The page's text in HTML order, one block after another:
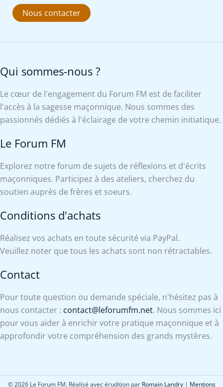
Nous contacter
Qui sommes-nous ?
Le cœur de l'engagement du Forum FM est de faciliter
l'accès à la sagesse maçonnique. Nous sommes des
passionnés dédiés à l'éclairage de votre chemin initiatique.
Le Forum FM
Explorez notre forum de sujets de réflexions et d'écrits
maçonniques. Participez à des ateliers, cherchez du
soutien auprès de frères et soeurs.
Conditions d'achats
Réalisez vos achats en toute sécurité via PayPal.
Veuillez noter que tous les achats sont non rétractables.
Contact
Pour toute question ou demande spéciale, n'hésitez pas à
nous contacter : contact@leforumfm.net. Nous sommes ici
pour vous aider à enrichir votre pratique maçonnique et à
approfondir votre compréhension des grands mystères.
© 2026 Le Forum FM. Réalisé avec érudition par Romain Landry| Mentions